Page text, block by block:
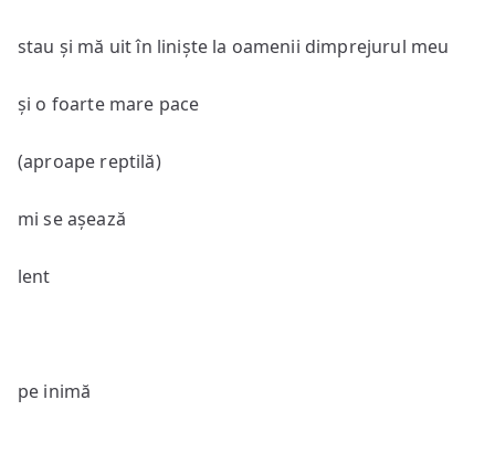
stau și mă uit în liniște la oamenii dimprejurul meu
și o foarte mare pace
(aproape reptilă)
mi se așează
lent
pe inimă